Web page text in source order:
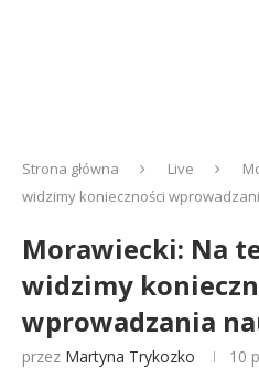
Strona główna Live
widzimy konieczności
Morawiecki: Na
widzimy
wprowadzania
przez Martyna Trykozko 10